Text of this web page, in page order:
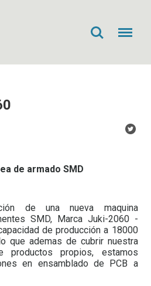
Search
de armado SMD
de una nueva maquina
SMD, Marca Juki-2060 -
de producción a 18000
que ademas de cubrir nuestra
productos propios, estamos
en ensamblado de PCB a
complete el siguiente